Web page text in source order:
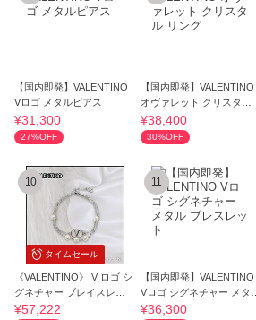
【国内即発】VALENTINO
Vロゴ メタルピアス
¥31,300
27%OFF
【国内即発】VALENTINO
オヴァレット クリスタル
リング
¥38,400
30%OFF
タイムセール
10
《VALENTINO》 V ロゴ シ
グネチャー ブレイスレッ
ト
¥57,222
11
【国内即発】VALENTINO
Vロゴ シグネチャー メタル
ブレスレット
¥36,300